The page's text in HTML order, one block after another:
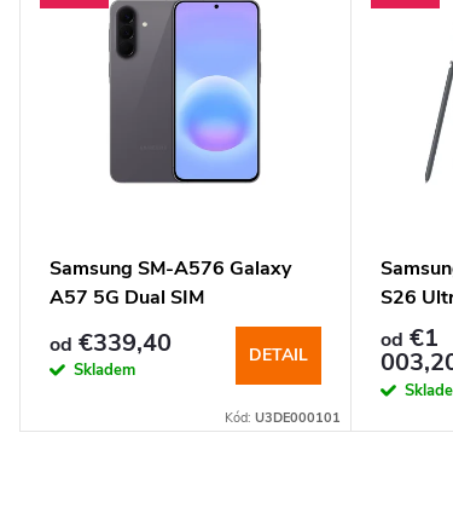
ě
Samsung SM-A576 Galaxy
A57 5G Dual SIM
od €339,40
Skladem
DETAIL
Kód: U3DE000101
S26
od €1